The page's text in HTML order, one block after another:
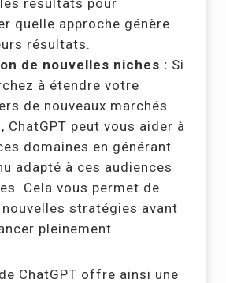
quelle approche génère
résultats.
de nouvelles niches : Si
à étendre votre
de nouveaux marchés
ChatGPT peut vous aider à
domaines en générant
adapté à ces audiences
Cela vous permet de
stratégies avant
pleinement.
ChatGPT offre ainsi une